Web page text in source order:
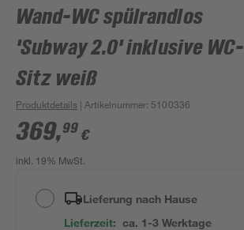
Wand-WC spülrandlos
'Subway 2.0' inklusive WC-
Sitz weiß
Produktdetails | Artikelnummer: 5100336
369,99 €
inkl. 19% MwSt.
Lieferung nach Hause
Lieferzeit: ca. 1-3 Werktage